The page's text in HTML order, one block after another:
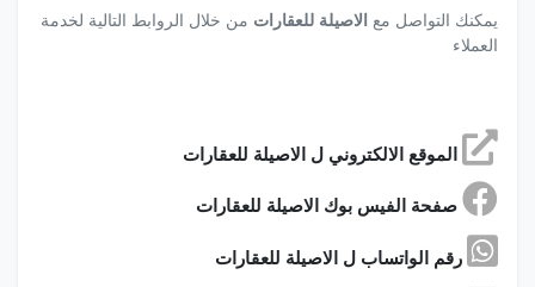
يمكنك التواصل مع الاصيلة للعقارات من خلال الروابط التالية لخدمة
العملاء